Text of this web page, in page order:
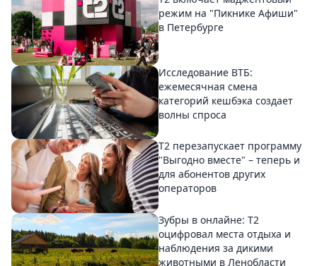
режим на "Пикнике Афиши"
в Петербурге
Исследование ВТБ:
ежемесячная смена
категорий кешбэка создает
волны спроса
Т2 перезапускает программу
"Выгодно вместе" – теперь и
для абонентов других
операторов
Зубры в онлайне: Т2
оцифровал места отдыха и
наблюдения за дикими
животными в Ленобласти